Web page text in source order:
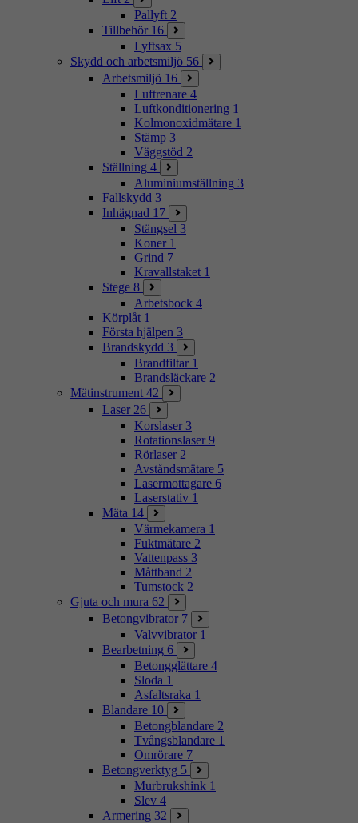
Pallyft 2
Tillbehör 16
Lyftsax 5
Skydd och arbetsmiljö 56
Arbetsmiljö 16
Luftrenare 4
Luftkonditionering 1
Kolmonoxidmätare 1
Stämp 3
Väggstöd 2
Ställning 4
Aluminiumställning 3
Fallskydd 3
Inhägnad 17
Stängsel 3
Koner 1
Grind 7
Kravallstaket 1
Stege 8
Arbetsbock 4
Körplåt 1
Första hjälpen 3
Brandskydd 3
Brandfiltar 1
Brandsläckare 2
Mätinstrument 42
Laser 26
Korslaser 3
Rotationslaser 9
Rörlaser 2
Avståndsmätare 5
Lasermottagare 6
Laserstativ 1
Mäta 14
Värmekamera 1
Fuktmätare 2
Vattenpass 3
Måttband 2
Tumstock 2
Gjuta och mura 62
Betongvibrator 7
Valvvibrator 1
Bearbetning 6
Betongglättare 4
Sloda 1
Asfaltsraka 1
Blandare 10
Betongblandare 2
Tvångsblandare 1
Omrörare 7
Betongverktyg 5
Murbrukshink 1
Slev 4
Armering 32